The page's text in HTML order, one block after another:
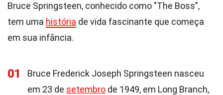
Bruce Springsteen, conhecido como "The Boss",
tem uma história de vida fascinante que começa
em sua infância.
01
Bruce Frederick Joseph Springsteen nasceu
em 23 de setembro de 1949, em Long Branch,